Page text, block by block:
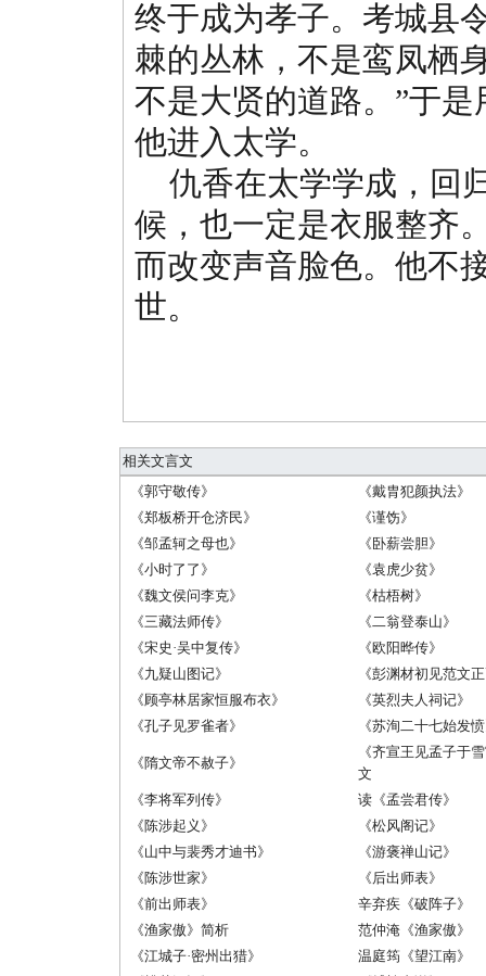
终于成为孝子。考城县
棘的丛林，不是鸾凤栖
不是大贤的道路。”于
他进入太学。
仇香在太学学成，回
候，也一定是衣服整齐
而改变声音脸色。他不
世。
相关文言文
《郭守敬传》
《戴胄犯颜执法》
《郑板桥开仓济民》
《谨饬》
《邹孟轲之母也》
《卧薪尝胆》
《小时了了》
《袁虎少贫》
《魏文侯问李克》
《枯梧树》
《三藏法师传》
《二翁登泰山》
《宋史·吴中复传》
《欧阳晔传》
《九疑山图记》
《彭渊材初见范文
《顾亭林居家恒服布衣》
《英烈夫人祠记》
《孔子见罗雀者》
《苏洵二十七始发
《隋文帝不赦子》
《齐宣王见孟子于
文
《李将军列传》
读《孟尝君传》
《陈涉起义》
《松风阁记》
《山中与裴秀才迪书》
《游褒禅山记》
《陈涉世家》
《后出师表》
《前出师表》
辛弃疾《破阵子》
《渔家傲》简析
范仲淹《渔家傲》
《江城子·密州出猎》
温庭筠《望江南》